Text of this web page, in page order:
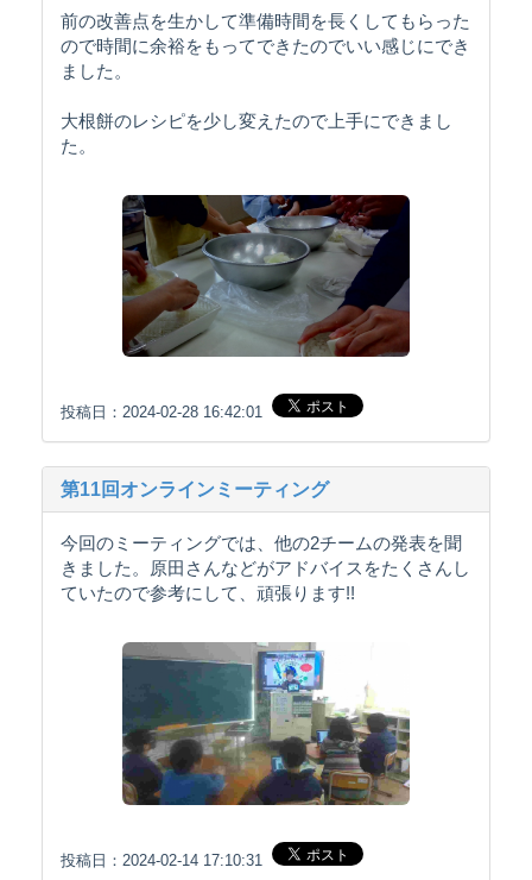
前の改善点を生かして準備時間を長くしてもらった
ので時間に余裕をもってできたのでいい感じにでき
ました。
大根餅のレシピを少し変えたので上手にできまし
た。
投稿日：2024-02-28 16:42:01
第11回オンラインミーティング
今回のミーティングでは、他の2チームの発表を聞
きました。原田さんなどがアドバイスをたくさんし
ていたので参考にして、頑張ります!!
投稿日：2024-02-14 17:10:31